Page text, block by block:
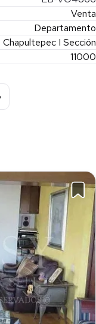
Venta
Departamento
I Sección
11000